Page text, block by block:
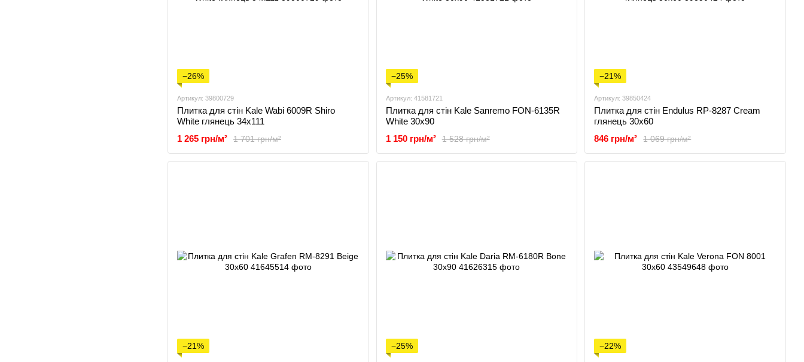
−26%
Артикул: 39800729
Плитка для стін Kale Wabi 6009R Shiro
White глянець 34x111
1 701 грн/м²
1 265 грн/м²
−25%
Артикул: 41581721
Плитка для стін Kale Sanremo FON-6135R
White 30x90
1 528 грн/м²
1 150 грн/м²
−21%
Артикул: 39850424
Плитка для стін Endulus RP-8287 Cream
глянець 30x60
1 069 грн/м²
846 грн/м²
−21% −25% −22%